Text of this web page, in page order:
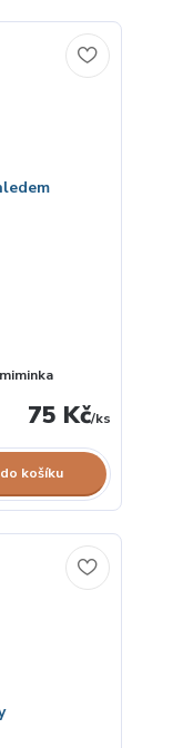
75 Kč/ks
košíku